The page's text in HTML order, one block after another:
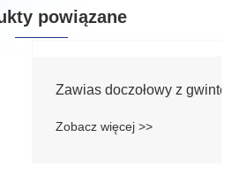
powiązane